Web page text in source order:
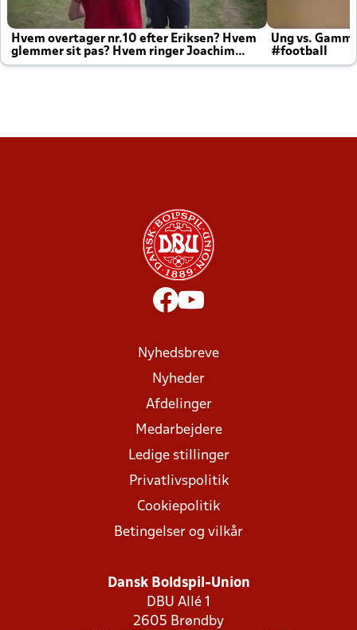
Hvem overtager nr.10 efter Eriksen? Hvem
glemmer sit pas? Hvem ringer Joachim
altid til efter kampe?
Ung vs.
#football
Nyhedsbreve
Nyheder
Afdelinger
Medarbejdere
Ledige stillinger
Privatlivspolitik
Cookiepolitik
Betingelser og vilkår
Dansk Boldspil-Union
DBU Allé 1
2605 Brøndby